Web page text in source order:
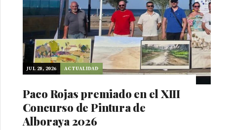
JUL 28, 2026 ACTUALIDAD
Paco Rojas premiado en el XIII
Concurso de Pintura de
Alboraya 2026